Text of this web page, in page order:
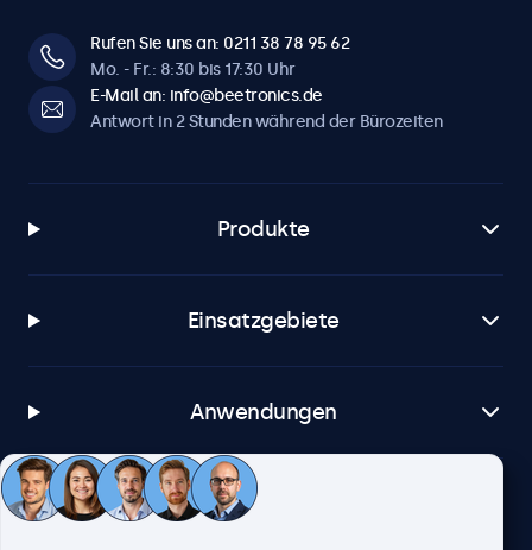
Rufen Sie uns an: 0211 38 78 95 62
Mo. - Fr.: 8:30 bis 17:30 Uhr
E-Mail an: info@beetronics.de
Antwort in 2 Stunden während der Bürozeiten
Produkte
Einsatzgebiete
Anwendungen
Kundenservice